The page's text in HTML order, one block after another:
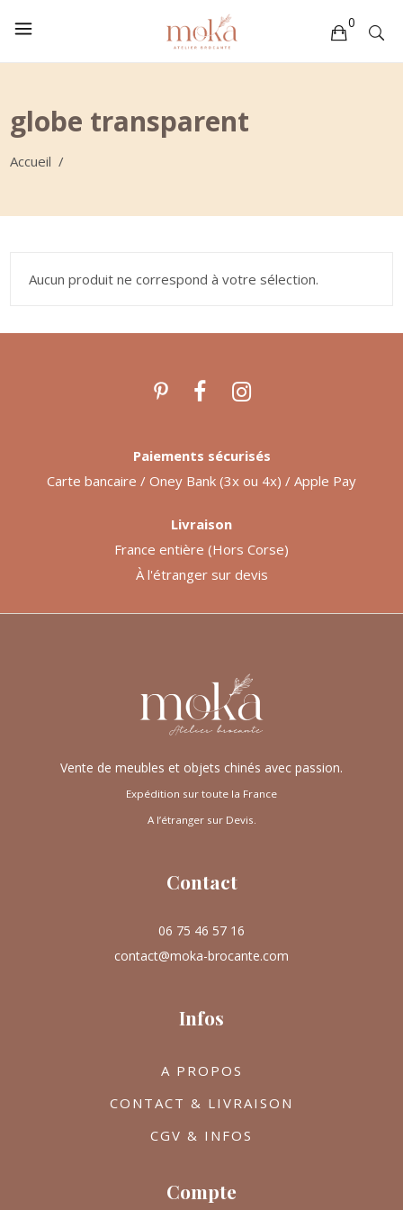
0
globe transparent
Accueil /
Aucun produit ne correspond à votre sélection.
Vente de meubles et objets chinés avec passion.
Expédition sur toute la France
A l’étranger sur Devis.
Contact
06 75 46 57 16
contact@moka-brocante.com
Infos
A PROPOS
CONTACT & LIVRAISON
CGV & INFOS
Compte
Paiements sécurisés
Carte bancaire / Oney Bank (3x ou 4x) / Apple Pay
Livraison
France entière (Hors Corse)
À l'étranger sur devis